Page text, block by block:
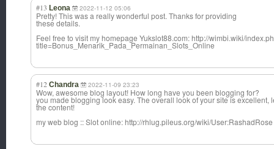
#13 Leona 2022-11-12 05:06
Pretty! This was a really wonderful post. Thanks for providing
these details.
Feel free to visit my homepage Yukslot88.com: http://wimbi.wiki/
title=Bonus_Menarik_Pada_Permainan_Slots_Online
#12 Chandra 2022-11-09 23:23
Wow, awesome blog layout! How long have you been blogging for?
you made blogging look easy. The overall look of your site is excellent,
the content!
my web blog :: Slot online: http://rhlug.pileus.org/wiki/User:RashadRose